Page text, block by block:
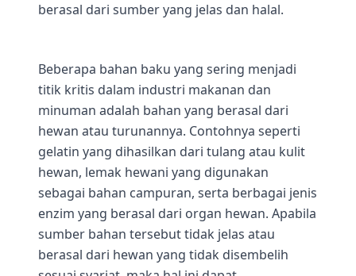
berasal dari sumber yang jelas dan halal.
Beberapa bahan baku yang sering menjadi
titik kritis dalam industri makanan dan
minuman adalah bahan yang berasal dari
hewan atau turunannya. Contohnya seperti
gelatin yang dihasilkan dari tulang atau kulit
hewan, lemak hewani yang digunakan
sebagai bahan campuran, serta berbagai jenis
enzim yang berasal dari organ hewan. Apabila
sumber bahan tersebut tidak jelas atau
berasal dari hewan yang tidak disembelih